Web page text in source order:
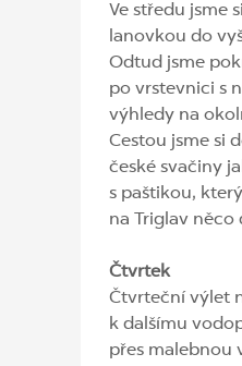
Ve středu jsme
lanovkou do
Odtud jsme
po vrstevnici s
výhledy na
Cestou jsme si
české svačiny
s paštikou,
na Triglav něco
Čtvrtek
Čtvrteční výlet
k dalšímu
přes malebnou